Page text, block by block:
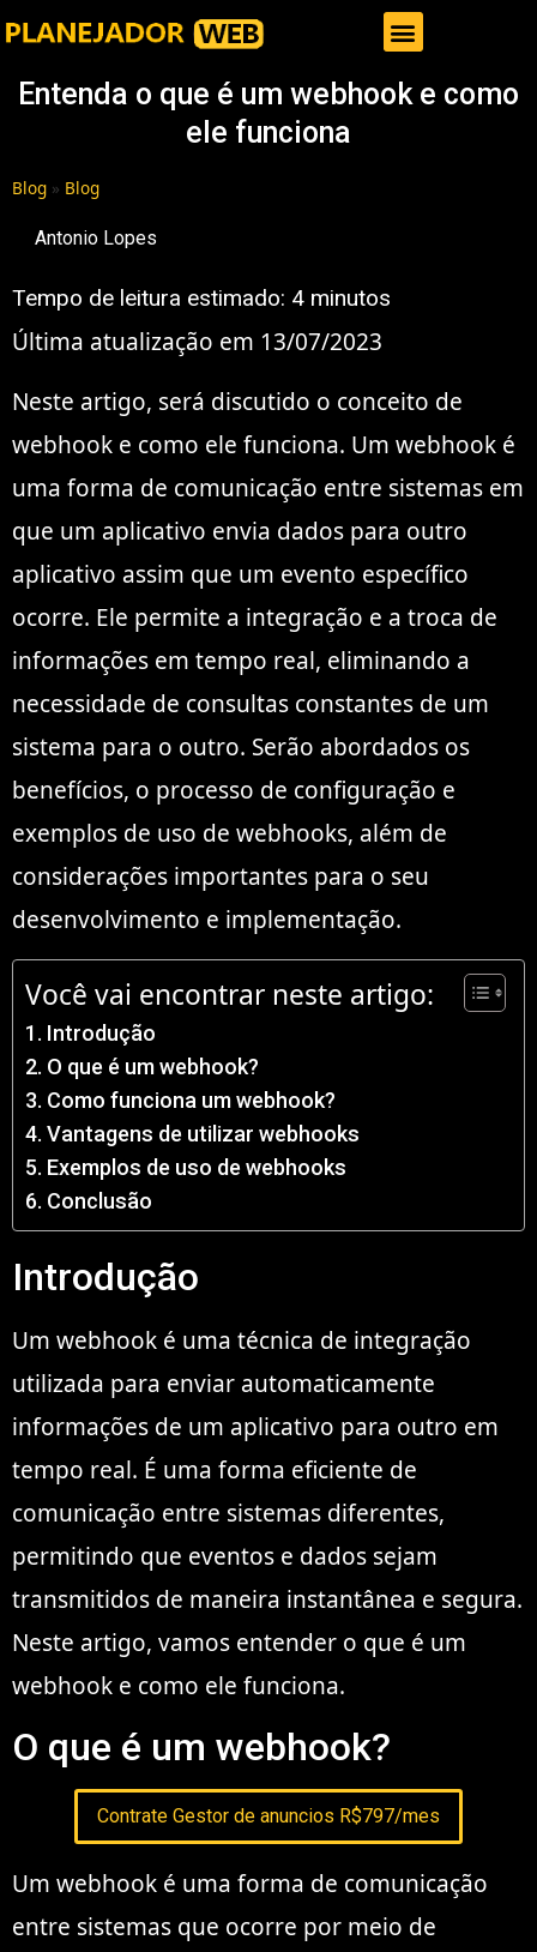
Entenda o que é um webhook e como
ele funciona
Blog » Blog
Antonio Lopes
Tempo de leitura estimado: 4 minutos
Última atualização em 13/07/2023
Neste artigo, será discutido o conceito de
webhook e como ele funciona. Um webhook é
uma forma de comunicação entre sistemas em
que um aplicativo envia dados para outro
aplicativo assim que um evento específico
ocorre. Ele permite a integração e a troca de
informações em tempo real, eliminando a
necessidade de consultas constantes de um
sistema para o outro. Serão abordados os
benefícios, o processo de configuração e
exemplos de uso de webhooks, além de
considerações importantes para o seu
desenvolvimento e implementação.
Você vai encontrar neste artigo:
Introdução
O que é um webhook?
Como funciona um webhook?
Vantagens de utilizar webhooks
Exemplos de uso de webhooks
Conclusão
Introdução
Um webhook é uma técnica de integração
utilizada para enviar automaticamente
informações de um aplicativo para outro em
tempo real. É uma forma eficiente de
comunicação entre sistemas diferentes,
permitindo que eventos e dados sejam
transmitidos de maneira instantânea e segura.
Neste artigo, vamos entender o que é um
webhook e como ele funciona.
O que é um webhook?
Contrate Gestor de anuncios R$797/mes
Um webhook é uma forma de comunicação
entre sistemas que ocorre por meio de